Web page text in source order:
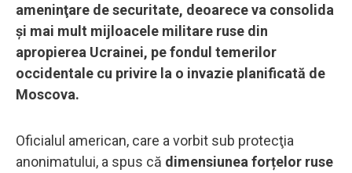
ameninţare de securitate, deoarece va consolida
și mai mult mijloacele militare ruse din
apropierea Ucrainei, pe fondul temerilor
occidentale cu privire la o invazie planificată de
Moscova.
Oficialul american, care a vorbit sub protecţia
anonimatului, a spus că dimensiunea forțelor ruse